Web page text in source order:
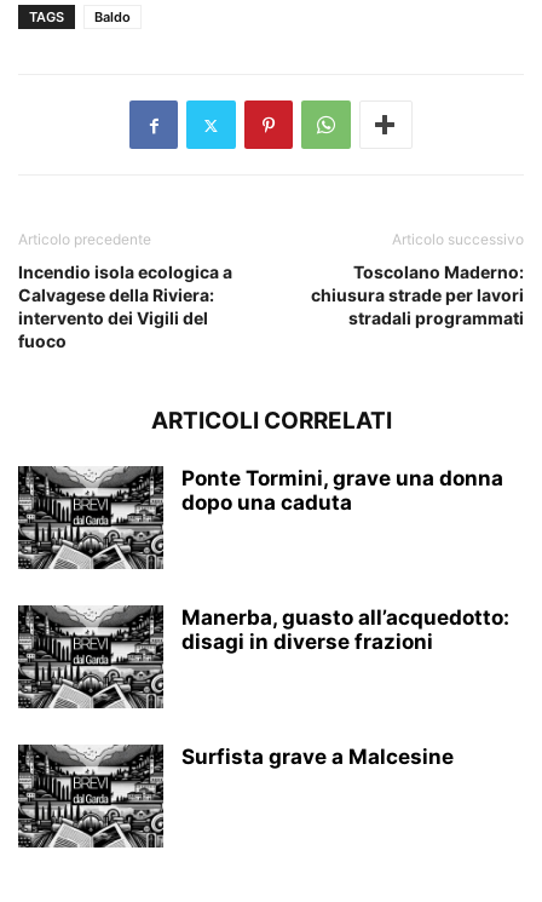
TAGS Baldo
Articolo precedente
Incendio isola ecologica a
Calvagese della Riviera:
intervento dei Vigili del
fuoco
Articolo successivo
Toscolano Maderno:
chiusura strade per lavori
stradali programmati
ARTICOLI CORRELATI
Ponte Tormini, grave una donna
dopo una caduta
Manerba, guasto all’acquedotto:
disagi in diverse frazioni
Surfista grave a Malcesine